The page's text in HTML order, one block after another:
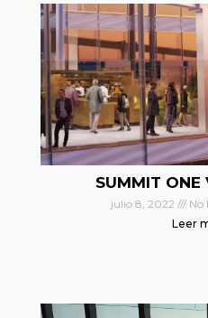
SUMMIT ONE
julio 8, 2022
No
Leer